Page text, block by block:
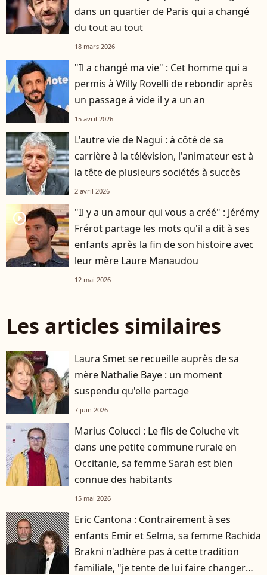
dans un quartier de Paris qui a changé
du tout au tout
18 mars 2026
"Il a changé ma vie" : Cet homme qui a
permis à Willy Rovelli de rebondir après
un passage à vide il y a un an
15 avril 2026
L'autre vie de Nagui : à côté de sa
carrière à la télévision, l'animateur est à
la tête de plusieurs sociétés à succès
2 avril 2026
player2
"Il y a un amour qui vous a créé" : Jérémy
Frérot partage les mots qu'il a dit à ses
enfants après la fin de son histoire avec
leur mère Laure Manaudou
12 mai 2026
Les articles similaires
Laura Smet se recueille auprès de sa
mère Nathalie Baye : un moment
suspendu qu'elle partage
7 juin 2026
Marius Colucci : Le fils de Coluche vit
dans une petite commune rurale en
Occitanie, sa femme Sarah est bien
connue des habitants
15 mai 2026
Eric Cantona : Contrairement à ses
enfants Emir et Selma, sa femme Rachida
Brakni n'adhère pas à cette tradition
familiale, "je tente de lui faire changer